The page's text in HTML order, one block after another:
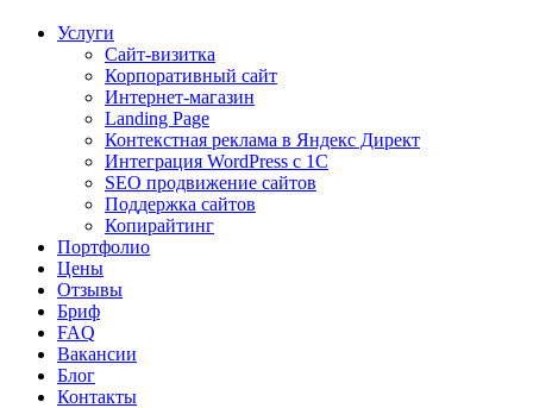
Услуги
Сайт-визитка
Корпоративный сайт
Интернет-магазин
Landing Page
Контекстная реклама в Яндекс Директ
Интеграция WordPress c 1C
SEO продвижение сайтов
Поддержка сайтов
Копирайтинг
Портфолио
Цены
Отзывы
Бриф
FAQ
Вакансии
Блог
Контакты